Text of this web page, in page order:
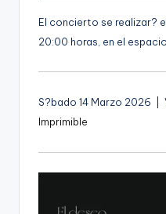
El concierto se realizar?
20:00 horas, en el
S?bado 14 Marzo 2026 |
Imprimible